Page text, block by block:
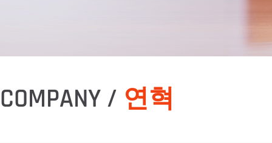
COMPANY / 연혁